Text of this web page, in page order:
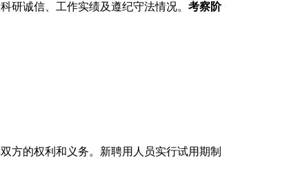
研诚信、工作实绩及遵纪守法情况。 考察阶
方的权利和义务。新聘用人员实行试用期制